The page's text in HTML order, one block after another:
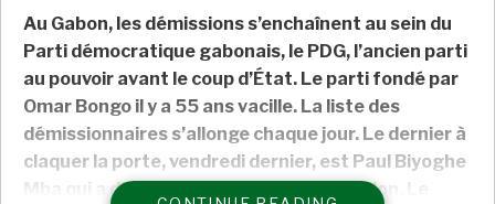
Au Gabon, les démissions s’enchaînent au sein du
Parti démocratique gabonais, le PDG, l’ancien parti
au pouvoir avant le coup d’État. Le parti fondé par
Omar Bongo il y a 55 ans vacille. La liste des
démissionnaires s’allonge chaque jour. Le dernier à
claquer la porte, vendredi dernier, est Paul Biyoghe
Mba qui a dirigé le parti durant la transition. Le